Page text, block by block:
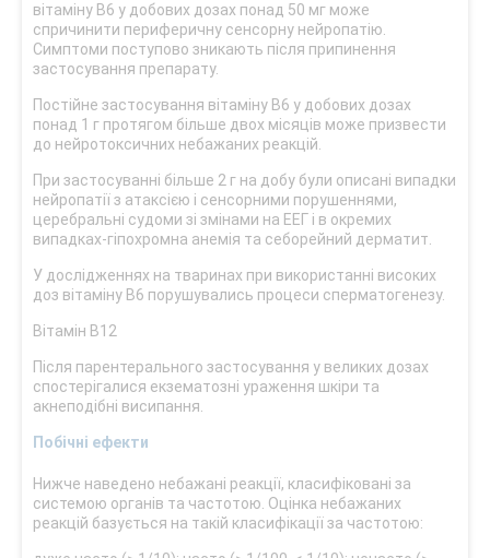
вітаміну В6 у добових дозах понад 50 мг може
спричинити периферичну сенсорну нейропатію.
Симптоми поступово зникають після припинення
застосування препарату.
Постійне застосування вітаміну В6 у добових дозах
понад 1 г протягом більше двох місяців може призвести
до нейротоксичних небажаних реакцій.
При застосуванні більше 2 г на добу були описані випадки
нейропатії з атаксією і сенсорними порушеннями,
церебральні судоми зі змінами на ЕЕГ і в окремих
випадках-гіпохромна анемія та себорейний дерматит.
У дослідженнях на тваринах при використанні високих
доз вітаміну B6 порушувались процеси сперматогенезу.
Вітамін B12
Після парентерального застосування у великих дозах
спостерігалися екзематозні ураження шкіри та
акнеподібні висипання.
Побічні ефекти
Нижче наведено небажані реакції, класифіковані за
системою органів та частотою. Оцінка небажаних
реакцій базується на такій класифікації за частотою: